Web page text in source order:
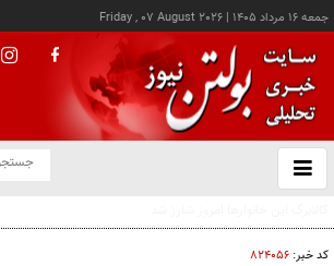
جمعه ۱۶ مرداد ۱۴۰۵ |
Friday , 07 August 2026
باز
و
کد خبر: ۸۲۴۰۵۶